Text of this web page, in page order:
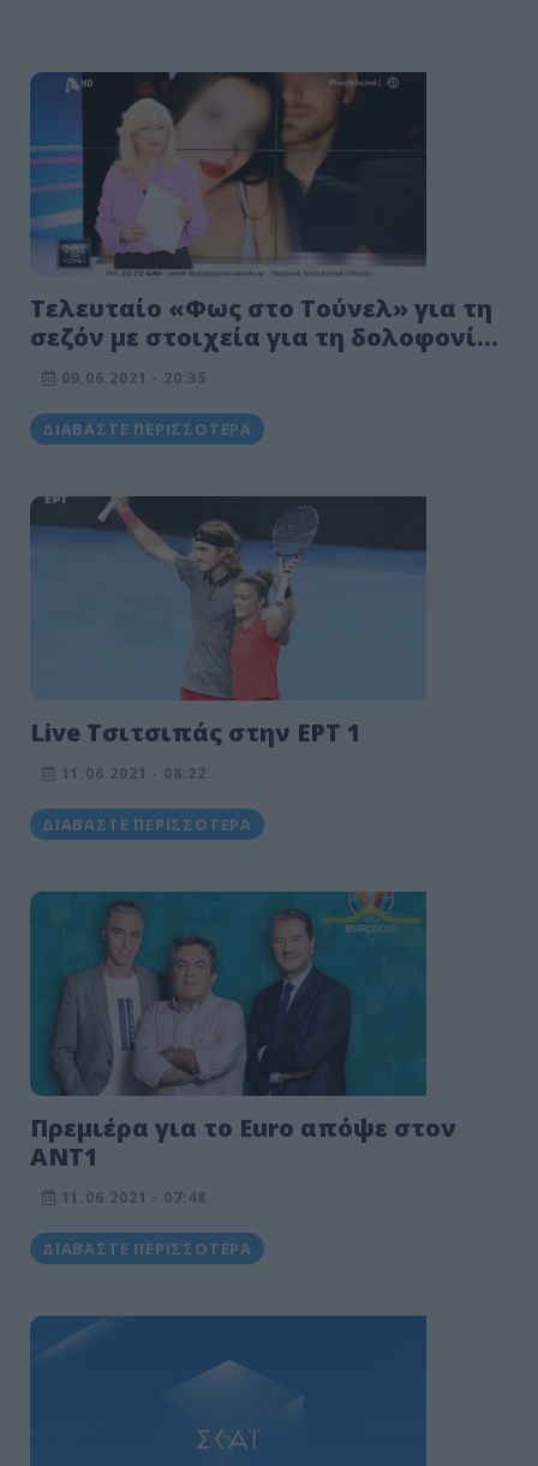
Τελευταίο «Φως στο Τούνελ» για τη
σεζόν με στοιχεία για τη δολοφονία
στα Γλυκά Νερά
09.06.2021 - 20:35
ΔΙΑΒΆΣΤΕ ΠΕΡΙΣΣΌΤΕΡΑ
Live Τσιτσιπάς στην ΕΡΤ 1
11.06.2021 - 08:22
ΔΙΑΒΆΣΤΕ ΠΕΡΙΣΣΌΤΕΡΑ
Πρεμιέρα για το Euro απόψε στον
ΑΝΤ1
11.06.2021 - 07:48
ΔΙΑΒΆΣΤΕ ΠΕΡΙΣΣΌΤΕΡΑ